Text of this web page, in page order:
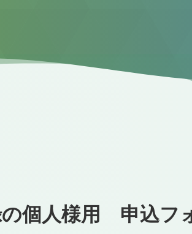
の個人様用 申込フ